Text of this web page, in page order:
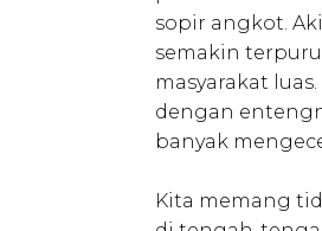
sopir angkot.
semakin
masyarakat
dengan
banyak
Kita memang